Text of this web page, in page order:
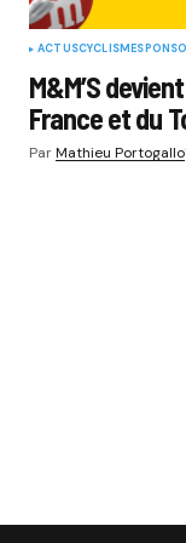
ACTUSCYCLISME
M&M’S
France et du
ParMathieu Portogallo